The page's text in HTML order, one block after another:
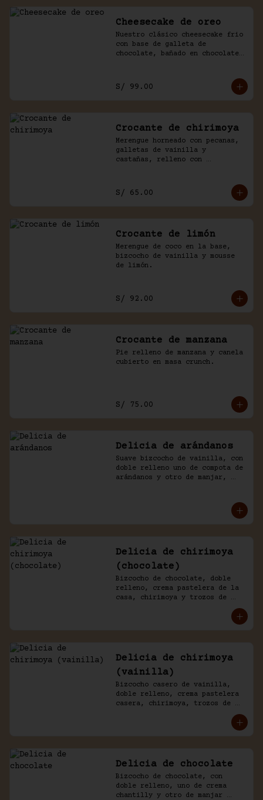
Cheesecake de oreo
Nuestro clásico cheesecake frio
con base de galleta de
chocolate, bañado en chocolate
S/ 99.00
Crocante de chirimoya
Merengue horneado con pecanas,
galletas de vainilla y
castañas, relleno con
S/ 65.00
Crocante de limón
Merengue de coco en la base,
bizcocho de vainilla y mousse
de limón.
S/ 92.00
Crocante de manzana
Pie relleno de manzana y canela
cubierto en masa crunch.
S/ 75.00
Delicia de arándanos
Suave bizcocho de vainilla, con
doble relleno uno de compota de
arándanos y otro de manjar,
Delicia de chirimoya
(chocolate)
Bizcocho de chocolate, doble
relleno, crema pastelera de la
casa, chirimoya y trozos de
Delicia de chirimoya
(vainilla)
Bizcocho casero de vainilla,
doble relleno, crema pastelera
casera, chirimoya, trozos de
chantilly, decorado con manjar
Delicia de chocolate
Bizcocho de chocolate, con
doble relleno, uno de crema
chantilly y otro de manjar